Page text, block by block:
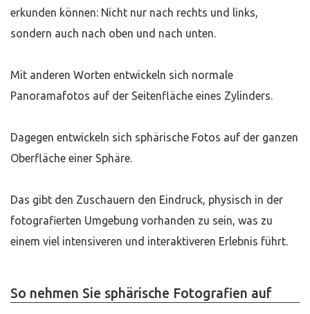
erkunden können: Nicht nur nach rechts und links,
sondern auch nach oben und nach unten.
Mit anderen Worten entwickeln sich normale
Panoramafotos auf der Seitenfläche eines Zylinders.
Dagegen entwickeln sich sphärische Fotos auf der ganzen
Oberfläche einer Sphäre.
Das gibt den Zuschauern den Eindruck, physisch in der
fotografierten Umgebung vorhanden zu sein, was zu
einem viel intensiveren und interaktiveren Erlebnis führt.
So nehmen Sie sphärische Fotografien auf